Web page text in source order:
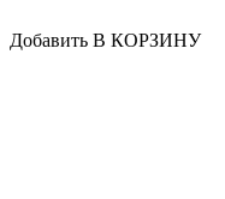
Добавить В КОРЗИНУ